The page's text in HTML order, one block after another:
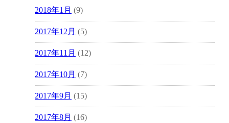
2018年1月 (9)
2017年12月 (5)
2017年11月 (12)
2017年10月 (7)
2017年9月 (15)
2017年8月 (16)